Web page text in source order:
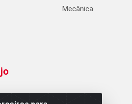
Mecânica